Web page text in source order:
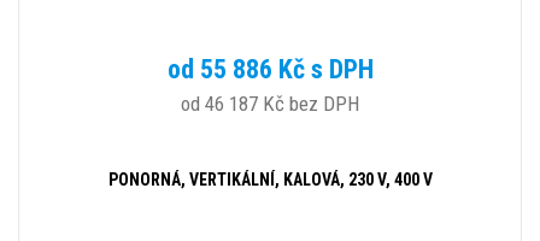
od 55 886 Kč s DPH
od 46 187 Kč bez DPH
PONORNÁ, VERTIKÁLNÍ, KALOVÁ, 230 V, 400 V